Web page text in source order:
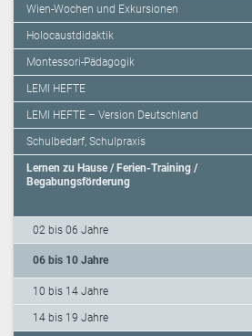
Wien-Wochen und Exkursionen
Holocaustdidaktik
Montessori-Pädagogik
LEMI HEFTE
LEMI HEFTE – Version Deutschland
Schulbedarf, Schulpraxis
Lernen zu Hause / Ferien-Training /
Begabungsförderung
02 bis 06 Jahre
06 bis 10 Jahre
10 bis 14 Jahre
14 bis 19 Jahre